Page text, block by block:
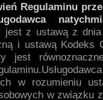
Regulaminu
jest z ustawą z
i ustawą Kodeks
jest
w rozumieniu
w związku